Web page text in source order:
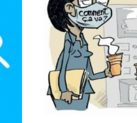
Les femmes
en moyenne
que les